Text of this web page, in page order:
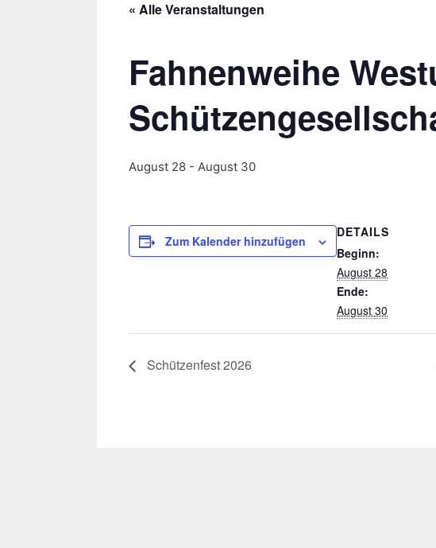
« Alle Veranstaltungen
Fahnenweihe
August 28 - August 30
Zum Kalender hinzufügen
DETAILS
Beginn:
August 28
Ende:
August 30
Schützenfest 2026